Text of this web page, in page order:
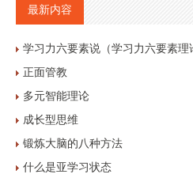
最新内容
学习力六要素说（学习力六要素理
正面管教
多元智能理论
成长型思维
锻炼大脑的八种方法
什么是亚学习状态